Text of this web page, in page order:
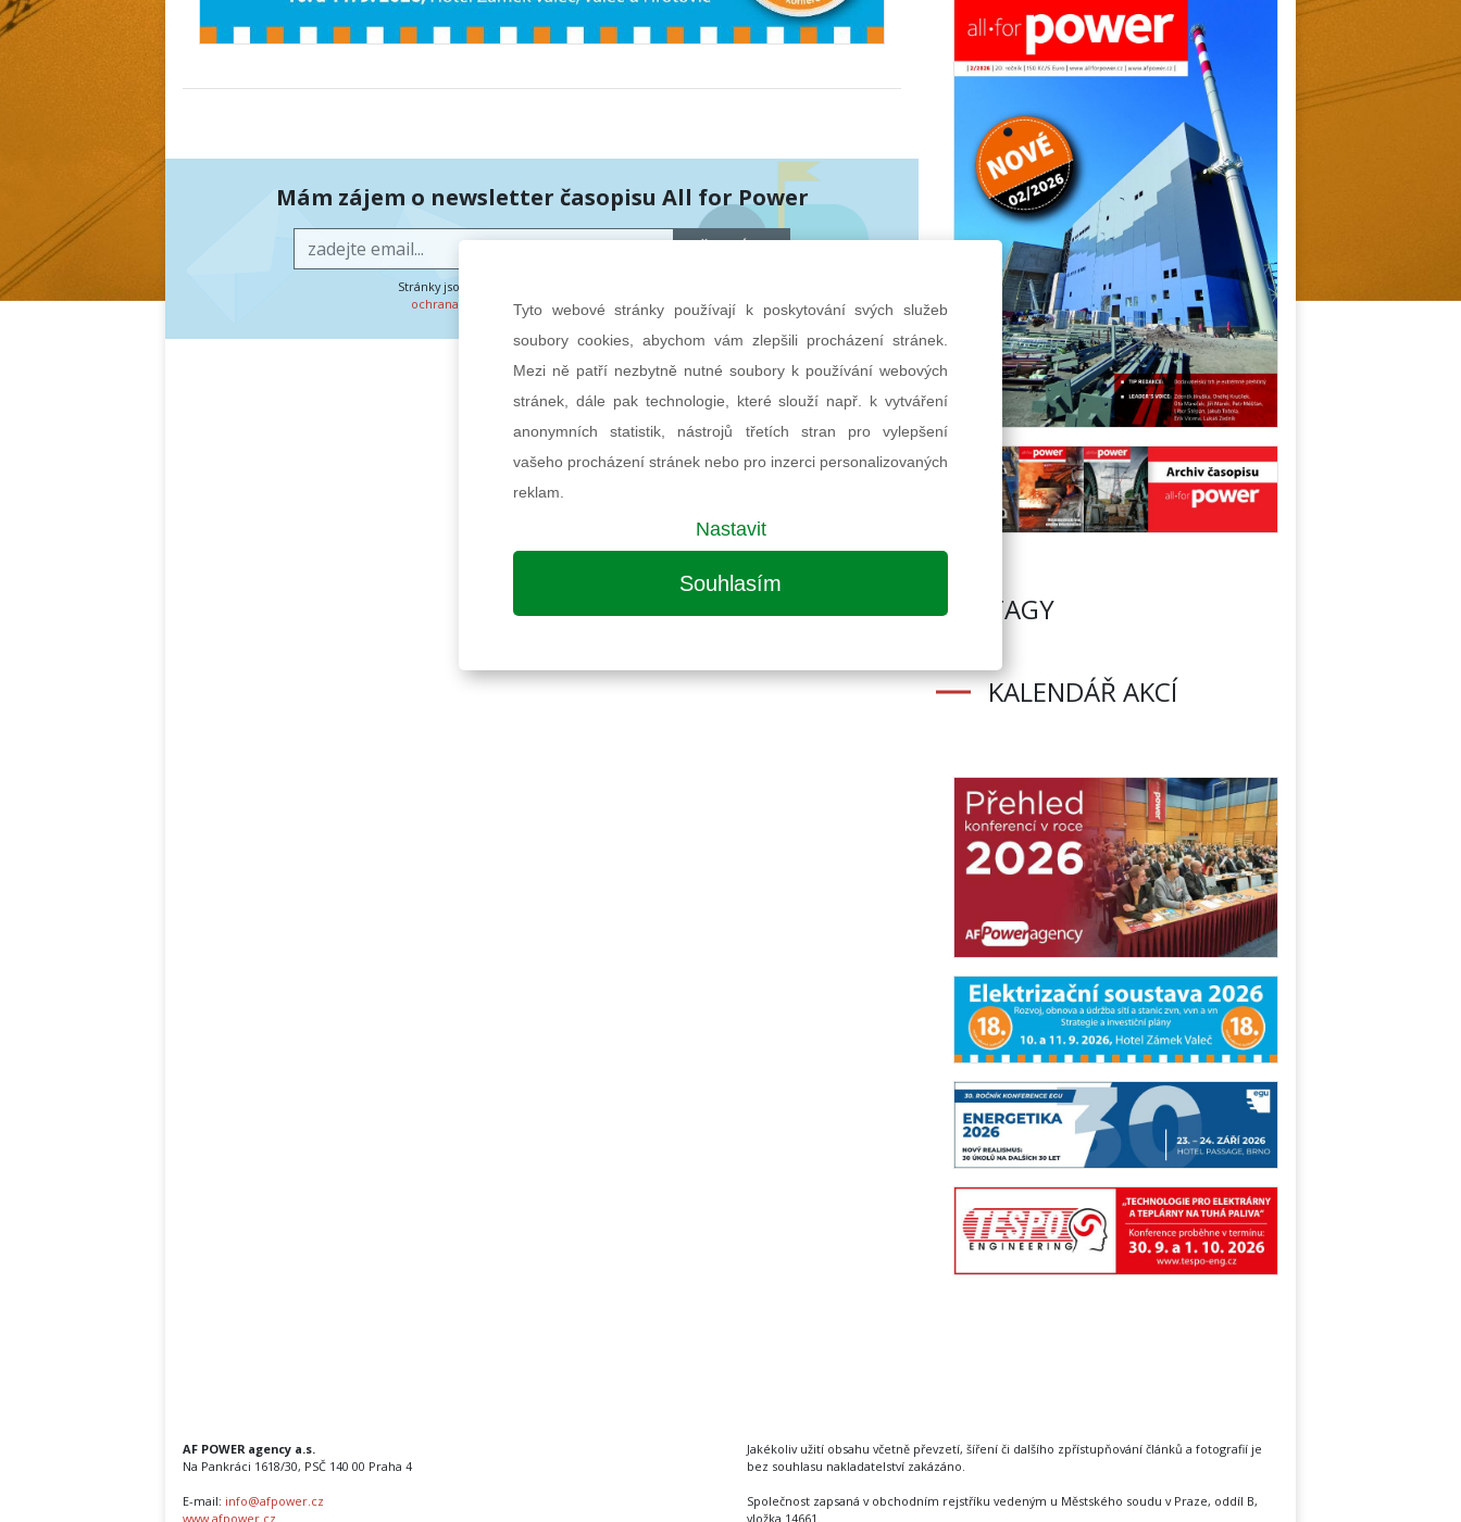
Mám zájem o newsletter časopisu All for Power
Stránky jsou chráněny službou Google reCAPTCHA
ochrana osobních údajů asmluvní podmínky
TAGY
KALENDÁŘ AKCÍ
AF POWER agency a.s.
Na Pankráci 1618/30, PSČ 140 00 Praha 4
E-mail: info@afpower.cz
www.afpower.cz
Jakékoliv užití obsahu včetně převzetí, šíření či dalšího zpřístupňování článků a fotografií je
bez souhlasu nakladatelství zakázáno.
Společnost zapsaná v obchodním rejstříku vedeným u Městského soudu v Praze, oddíl B,
vložka 14661.
Tyto webové stránky používají k poskytování svých služeb
soubory cookies, abychom vám zlepšili procházení stránek.
Mezi ně patří nezbytně nutné soubory k používání webových
stránek, dále pak technologie, které slouží např. k vytváření
anonymních statistik, nástrojů třetích stran pro vylepšení
vašeho procházení stránek nebo pro inzerci personalizovaných
reklam.
Nastavit
Souhlasím